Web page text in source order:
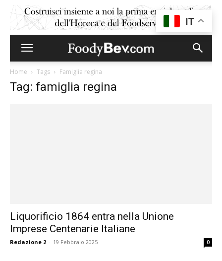
Home Tags Famiglia regina
Tag: famiglia regina
Liquorificio 1864 entra nella Unione
Imprese Centenarie Italiane
Redazione 2 - 19 Febbraio 2025 0
IT